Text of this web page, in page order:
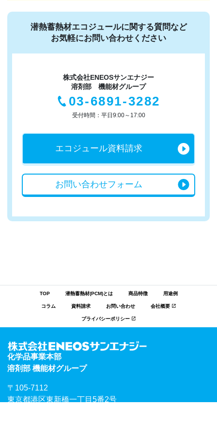
潜熱蓄熱材エコジュールに関する質問など
お気軽にお問い合わせください
株式会社ENEOSサンエナジー
溶剤部 機能材グループ
03-6891-3282
受付時間：平日9:00～17:00
エコジュール資料請求
お問い合わせフォーム
TOP 潜熱蓄熱材(PCM)とは 商品特徴 用途例
コラム 資料請求 お問い合わせ 会社概要
プライバシーポリシー
化学品事業本部
溶剤部 機能材グループ
〒105-7112
東京都港区東新橋一丁目5番2号